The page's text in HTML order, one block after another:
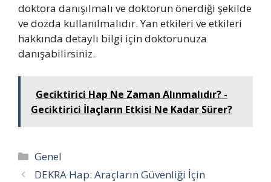
doktora danışılmalı ve doktorun önerdiği şekilde
ve dozda kullanılmalıdır. Yan etkileri ve etkileri
hakkında detaylı bilgi için doktorunuza
danışabilirsiniz.
Geciktirici Hap Ne Zaman Alınmalıdır? -
Geciktirici İlaçların Etkisi Ne Kadar Sürer?
Kategoriler
Genel
DEKRA Hap: Araçların Güvenliği İçin